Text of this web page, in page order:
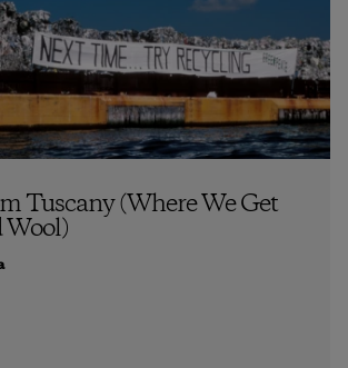
Tuscany (Where We Get
Wool)